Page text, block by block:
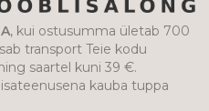
, kui ostusumma ületab 700
transport Teie kodu
saartel kuni 39 €.
kauba tuppa